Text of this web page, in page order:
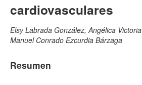
cardiovasculares
Elsy Labrada González, Angélica
Manuel Conrado Ezcurdia Bárzaga
Resumen